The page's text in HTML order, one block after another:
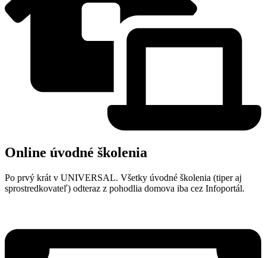
Online úvodné školenia
Po prvý krát v UNIVERSAL. Všetky úvodné školenia (tiper aj
sprostredkovateľ) odteraz z pohodlia domova iba cez Infoportál.